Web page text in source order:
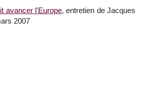
avancer l'Europe, entretien de Jacques
2007